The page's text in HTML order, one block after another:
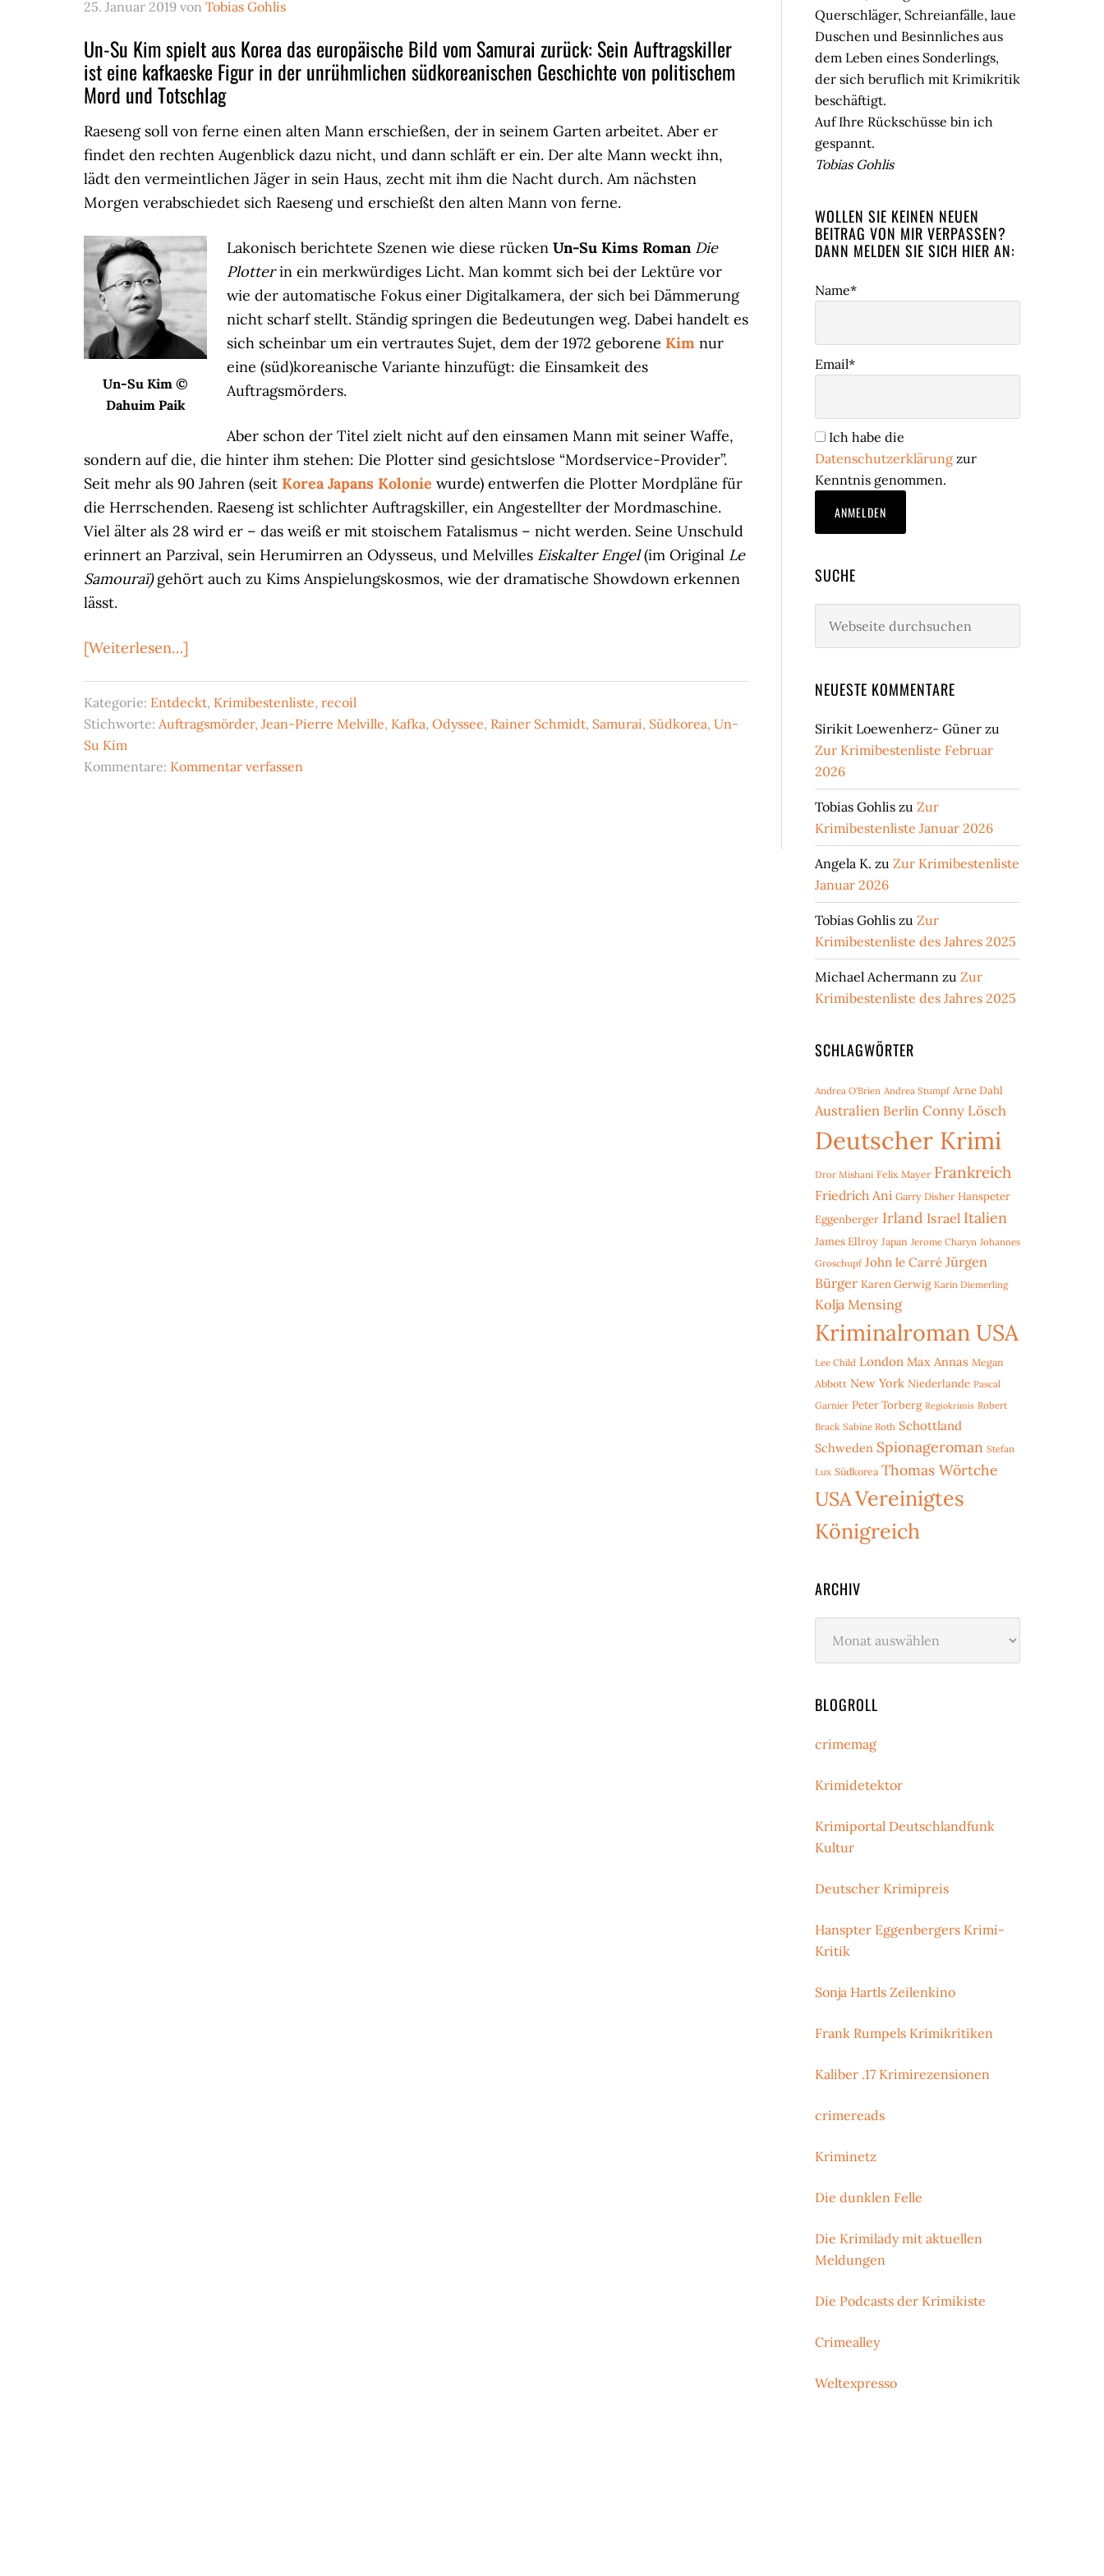
25. Januar 2019 von Tobias Gohlis
Un-Su Kim spielt aus Korea das europäische Bild vom Samurai zurück: Sein Auftragskiller
ist eine kafkaeske Figur in der unrühmlichen südkoreanischen Geschichte von politischem
Mord und Totschlag
Raeseng soll von ferne einen alten Mann erschießen, der in seinem Garten arbeitet. Aber er
findet den rechten Augenblick dazu nicht, und dann schläft er ein. Der alte Mann weckt ihn,
lädt den vermeintlichen Jäger in sein Haus, zecht mit ihm die Nacht durch. Am nächsten
Morgen verabschiedet sich Raeseng und erschießt den alten Mann von ferne.
Un-Su Kim ©
Dahuim Paik
Lakonisch berichtete Szenen wie diese rücken Un-Su Kims Roman Die
Plotterin ein merkwürdiges Licht. Man kommt sich bei der Lektüre vor
wie der automatische Fokus einer Digitalkamera, der sich bei Dämmerung
nicht scharf stellt. Ständig springen die Bedeutungen weg. Dabei handelt es
sich scheinbar um ein vertrautes Sujet, dem der 1972 geborene Kim nur
eine (süd)koreanische Variante hinzufügt: die Einsamkeit des
Auftragsmörders.
Aber schon der Titel zielt nicht auf den einsamen Mann mit seiner Waffe,
sondern auf die, die hinter ihm stehen: Die Plotter sind gesichtslose “Mordservice-Provider”.
Seit mehr als 90 Jahren (seit Korea Japans Kolonie wurde) entwerfen die Plotter Mordpläne für
die Herrschenden. Raeseng ist schlichter Auftragskiller, ein Angestellter der Mordmaschine.
Viel älter als 28 wird er – das weiß er mit stoischem Fatalismus – nicht werden. Seine Unschuld
erinnert an Parzival, sein Herumirren an Odysseus, und Melvilles Eiskalter Engel(im Original Le
Samouraï)gehört auch zu Kims Anspielungskosmos, wie der dramatische Showdown erkennen
lässt.
[Weiterlesen…]
in
der
Kategorie: Entdeckt, Krimibestenliste, recoil
Stichworte: Auftragsmörder, Jean-Pierre Melville, Kafka, Odyssee, Rainer Schmidt, Samurai, Südkorea, Un-
Su Kim
Kommentare: Kommentar verfassen
Querschläger, Schreianfälle, laue
Duschen und Besinnliches aus
dem Leben eines Sonderlings,
der sich beruflich mit Krimikritik
beschäftigt.
Auf Ihre Rückschüsse bin ich
gespannt.
Tobias Gohlis
WOLLEN SIE KEINEN NEUEN
BEITRAG VON MIR VERPASSEN?
DANN MELDEN SIE SICH HIER AN:
Name*
Email*
Ich habe die
Datenschutzerklärung zur
Kenntnis genommen.
SUCHE
durchsuchen
NEUESTE KOMMENTARE
Sirikit Loewenherz- Güner zu
Zur Krimibestenliste Februar
2026
Tobias Gohlis zu Zur
Krimibestenliste Januar 2026
Angela K. zu Zur Krimibestenliste
Januar 2026
Tobias Gohlis zu Zur
Krimibestenliste des Jahres 2025
Michael Achermann zu Zur
Krimibestenliste des Jahres 2025
SCHLAGWÖRTER
Andrea O'Brien Andrea Stumpf Arne Dahl
Australien Berlin Conny Lösch
Deutscher Krimi
Dror Mishani Felix Mayer Frankreich
Friedrich Ani Garry Disher Hanspeter
Eggenberger Irland Israel Italien
James Ellroy Japan Jerome Charyn Johannes
Groschupf John le Carré Jürgen
Bürger Karen Gerwig Karin Diemerling
Kolja Mensing
Kriminalroman USA
Lee Child London Max Annas Megan
Abbott New York Niederlande Pascal
Garnier Peter Torberg Regiokrimis Robert
Brack Sabine Roth Schottland
Schweden Spionageroman Stefan
Lux Südkorea Thomas Wörtche
USAVereinigtes
Königreich
ARCHIV
BLOGROLL
crimemag
Krimidetektor
Krimiportal Deutschlandfunk
Kultur
Deutscher Krimipreis
Hanspter Eggenbergers Krimi-
Kritik
Sonja Hartls Zeilenkino
Frank Rumpels Krimikritiken
Kaliber .17 Krimirezensionen
crimereads
Kriminetz
Die dunklen Felle
Die Krimilady mit aktuellen
Meldungen
Die Podcasts der Krimikiste
Crimealley
Weltexpresso